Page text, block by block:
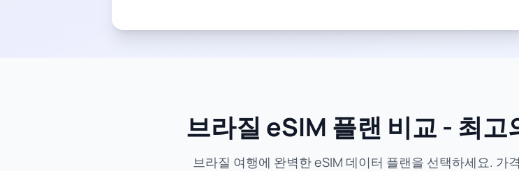
브라질 eSIM 플랜 비교 - 최고
브라질 여행에 완벽한 eSIM 데이터 플랜을 선택하세요. 가